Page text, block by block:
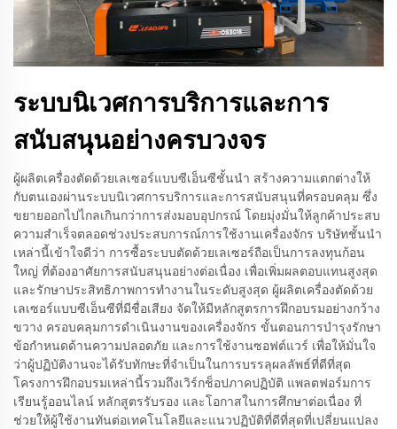
ระบบนิเวศการบริการและการ
สนับสนุนอย่างครบวงจร
ผู้ผลิตเครื่องตัดด้วยเลเซอร์แบบซีเอ็นซีชั้นนำ สร้างความแตกต่างให้
กับตนเองผ่านระบบนิเวศการบริการและการสนับสนุนที่ครอบคลุม ซึ่ง
ขยายออกไปไกลเกินกว่าการส่งมอบอุปกรณ์ โดยมุ่งมั่นให้ลูกค้าประสบ
ความสำเร็จตลอดช่วงประสบการณ์การใช้งานเครื่องจักร บริษัทชั้นนำ
เหล่านี้เข้าใจดีว่า การซื้อระบบตัดด้วยเลเซอร์ถือเป็นการลงทุนก้อน
ใหญ่ ที่ต้องอาศัยการสนับสนุนอย่างต่อเนื่อง เพื่อเพิ่มผลตอบแทนสูงสุด
และรักษาประสิทธิภาพการทำงานในระดับสูงสุด ผู้ผลิตเครื่องตัดด้วย
เลเซอร์แบบซีเอ็นซีที่มีชื่อเสียง จัดให้มีหลักสูตรการฝึกอบรมอย่างกว้าง
ขวาง ครอบคลุมการดำเนินงานของเครื่องจักร ขั้นตอนการบำรุงรักษา
ข้อกำหนดด้านความปลอดภัย และการใช้งานซอฟต์แวร์ เพื่อให้มั่นใจ
ว่าผู้ปฏิบัติงานจะได้รับทักษะที่จำเป็นในการบรรลุผลลัพธ์ที่ดีที่สุด
โครงการฝึกอบรมเหล่านี้รวมถึงเวิร์กช็อปภาคปฏิบัติ แพลตฟอร์มการ
เรียนรู้ออนไลน์ หลักสูตรรับรอง และโอกาสในการศึกษาต่อเนื่อง ที่
ช่วยให้ผู้ใช้งานทันต่อเทคโนโลยีและแนวปฏิบัติที่ดีที่สุดที่เปลี่ยนแปลง